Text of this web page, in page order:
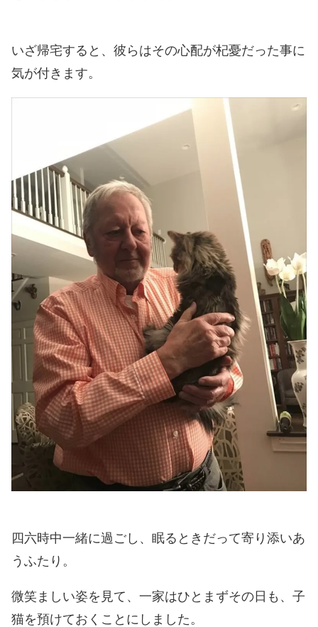
いざ帰宅すると、彼らはその心配が杞憂だった事に
気が付きます。
四六時中一緒に過ごし、眠るときだって寄り添いあ
うふたり。
微笑ましい姿を見て、一家はひとまずその日も、子
猫を預けておくことにしました。